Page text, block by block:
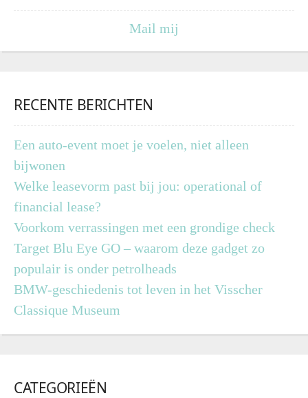
Mail mij
RECENTE BERICHTEN
Een auto-event moet je voelen, niet alleen
bijwonen
Welke leasevorm past bij jou: operational of
financial lease?
Voorkom verrassingen met een grondige check
Target Blu Eye GO – waarom deze gadget zo
populair is onder petrolheads
BMW-geschiedenis tot leven in het Visscher
Classique Museum
CATEGORIEËN